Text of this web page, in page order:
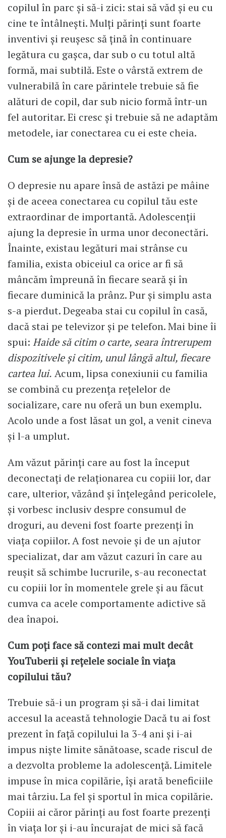
copilul în parc și să-i zici: stai să văd și eu cu
cine te întâlnești. Mulți părinți sunt foarte
inventivi și reușesc să țină în continuare
legătura cu gașca, dar sub o cu totul altă
formă, mai subtilă. Este o vârstă extrem de
vulnerabilă în care părintele trebuie să fie
alături de copil, dar sub nicio formă într-un
fel autoritar. Ei cresc și trebuie să ne adaptăm
metodele, iar conectarea cu ei este cheia.
Cum se ajunge la depresie?
O depresie nu apare însă de astăzi pe mâine
și de aceea conectarea cu copilul tău este
extraordinar de importantă. Adolescenții
ajung la depresie în urma unor deconectări.
Înainte, existau legături mai strânse cu
familia, exista obiceiul ca orice ar fi să
mâncăm împreună în fiecare seară și în
fiecare duminică la prânz. Pur și simplu asta
s-a pierdut. Degeaba stai cu copilul în casă,
dacă stai pe televizor și pe telefon. Mai bine îi
spui: Haide să citim o carte, seara întrerupem
dispozitivele și citim, unul lângă altul, fiecare
cartea lui. Acum, lipsa conexiunii cu familia
se combină cu prezența rețelelor de
socializare, care nu oferă un bun exemplu.
Acolo unde a fost lăsat un gol, a venit cineva
și l-a umplut.
Am văzut părinți care au fost la început
deconectați de relaționarea cu copiii lor, dar
care, ulterior, văzând și înțelegând pericolele,
și vorbesc inclusiv despre consumul de
droguri, au deveni fost foarte prezenți în
viața copiilor. A fost nevoie și de un ajutor
specializat, dar am văzut cazuri în care au
reușit să schimbe lucrurile, s-au reconectat
cu copiii lor în momentele grele și au făcut
cumva ca acele comportamente adictive să
dea înapoi.
Cum poți face să contezi mai mult decât
YouTuberii și rețelele sociale în viața
copilului tău?
Trebuie să-i un program și să-i dai limitat
accesul la această tehnologie Dacă tu ai fost
prezent în față copilului la 3-4 ani și i-ai
impus niște limite sănătoase, scade riscul de
a dezvolta probleme la adolescență. Limitele
impuse în mica copilărie, își arată beneficiile
mai târziu. La fel și sportul în mica copilărie.
Copiii ai căror părinți au fost foarte prezenți
în viața lor și i-au încurajat de mici să facă